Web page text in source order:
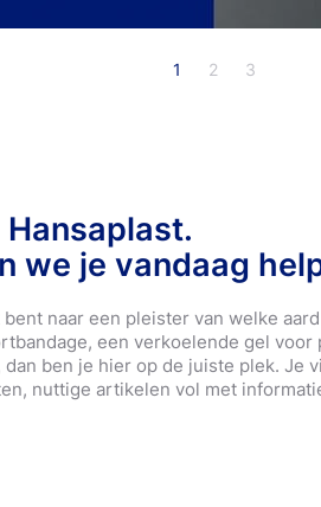
1 2 3
we je vandaag
naar een pleister van welke
een verkoelende gel
ben je hier op de juiste plek. Je
nuttige artikelen vol met